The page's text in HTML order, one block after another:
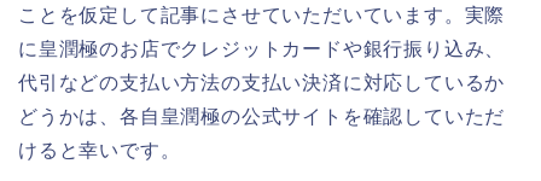
ことを仮定して記事にさせていただいています。実際
に皇潤極のお店でクレジットカードや銀行振り込み、
代引などの支払い方法の支払い決済に対応しているか
どうかは、各自皇潤極の公式サイトを確認していただ
けると幸いです。